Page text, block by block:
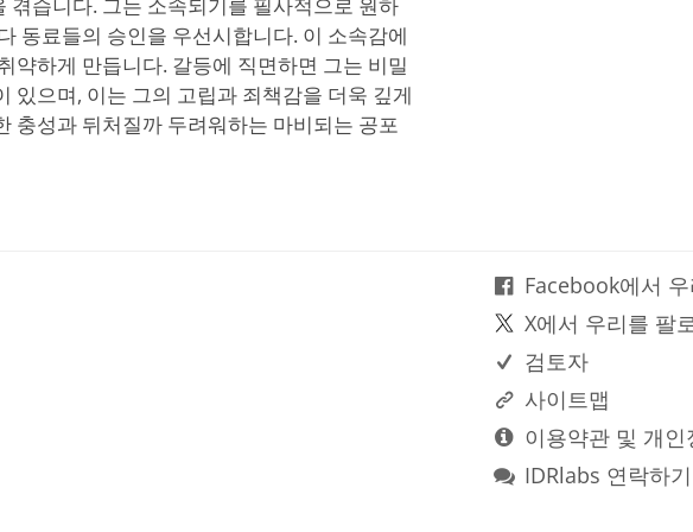
겪습니다. 그는 소속되기를 필사적으로 원하
동료들의 승인을 우선시합니다. 이 소속감에
약하게 만듭니다. 갈등에 직면하면 그는 비밀
있으며, 이는 그의 고립과 죄책감을 더욱 깊게
충성과 뒤처질까 두려워하는 마비되는 공포
Facebook에서
X에서 우리를 팔
검토자
사이트맵
이용약관 및 개인
IDRlabs 연락하기